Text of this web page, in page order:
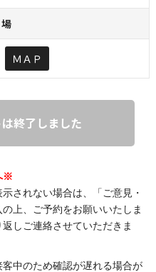
ＭＡＰ
終了しました
※
されない場合は、「ご意見・
上、ご予約をお願いいたしま
しご連絡させていただきま
中のため確認が遅れる場合が